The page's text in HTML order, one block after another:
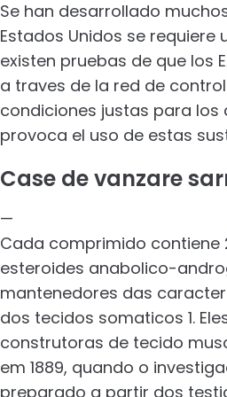
Se han desarrollado
Estados Unidos se
existen pruebas de que los
a traves de la red de
condiciones justas para
provoca el uso de estas
Case de vanzare
—
Cada comprimido contiene
esteroides anabolico-
mantenedores das
dos tecidos somaticos 1.
construtoras de tecido
em 1889, quando o
preparado a partir dos